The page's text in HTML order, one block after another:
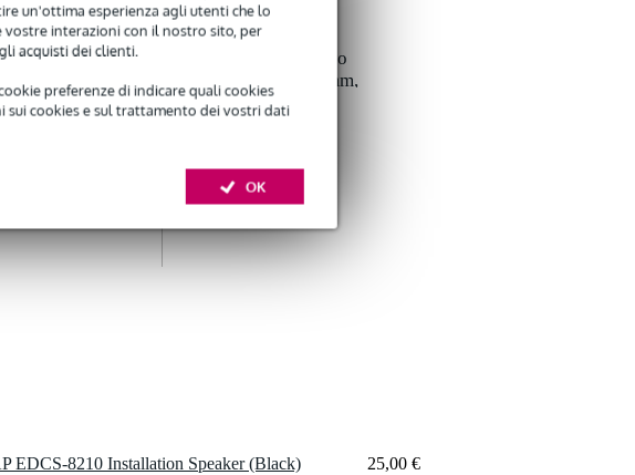
un'ottima esperienza agli utenti che lo
vostre interazioni con il nostro sito, per
acquisti dei clienti.
preferenze di indicare quali cookies
cookies e sul trattamento dei vostri dati
OK
Tasker C275 cavo
speaker 2x 1,5 mm,
al metro
4,62 €
EDCS-8210 Installation Speaker (Black) 25,00 €